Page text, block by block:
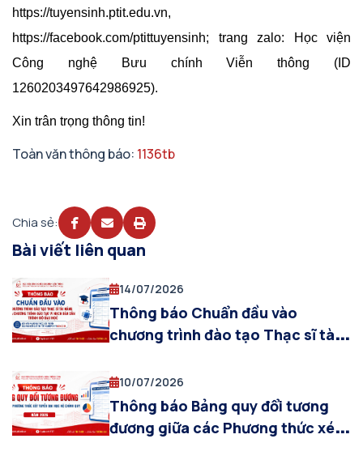
https://tuyensinh.ptit.edu.vn,
https://facebook.com/ptittuyensinh; trang zalo: Học viện
Công nghệ Bưu chính Viễn thông (ID
1260203497642986925).
Xin trân trọng thông tin!
Toàn văn thông báo: 1136tb
Chia sẻ:
Bài viết liên quan
14/07/2026
Thông báo Chuẩn đầu vào
chương trình đào tạo Thạc sĩ tài
mạch bán dẫn trình độ đại học đối
với phương thức xét tuyển dựa
vào kết quả thi tốt nghiệp THPT
10/07/2026
Thông báo Bảng quy đổi tương
đương giữa các Phương thức xét